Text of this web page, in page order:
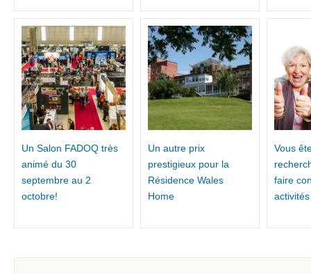
Un Salon FADOQ très
animé du 30
septembre au 2
octobre!
Un autre prix
prestigieux pour la
Résidence Wales
Home
Vous
faire